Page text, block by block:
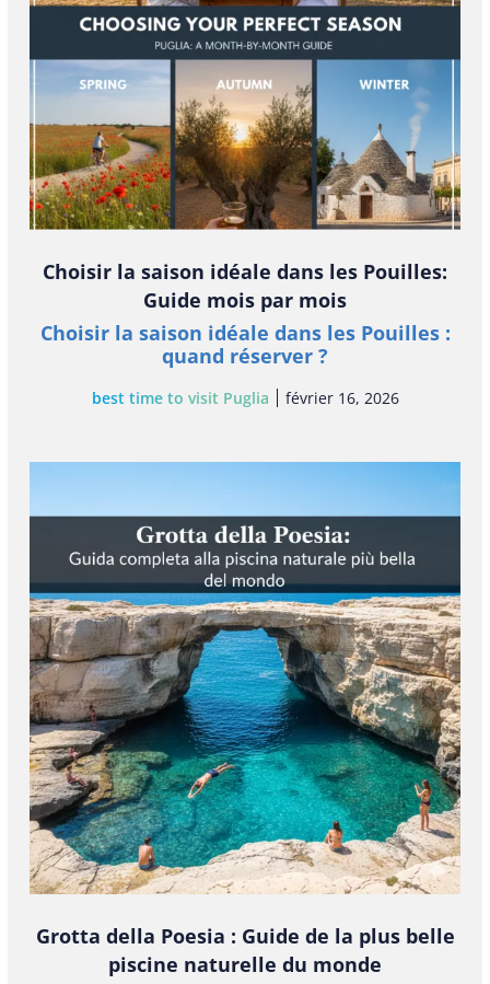
Choisir la saison idéale dans les Pouilles:
Guide mois par mois
Choisir la saison idéale dans les Pouilles :
quand réserver ?
best time to visit Puglia février 16, 2026
Grotta della Poesia : Guide de la plus belle
piscine naturelle du monde